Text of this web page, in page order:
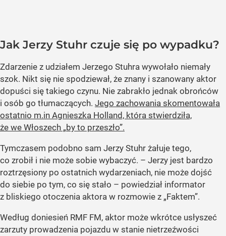
Jak Jerzy Stuhr czuje się po wypadku?
Zdarzenie z udziałem Jerzego Stuhra wywołało niemały
szok. Nikt się nie spodziewał, że znany i szanowany aktor
dopuści się takiego czynu. Nie zabrakło jednak obrońców
i osób go tłumaczących. Jego zachowania skomentowała
ostatnio m.in Agnieszka Holland, która stwierdziła,
że we Włoszech „by to przeszło”.
Tymczasem podobno sam Jerzy Stuhr żałuje tego,
co zrobił i nie może sobie wybaczyć. – Jerzy jest bardzo
roztrzęsiony po ostatnich wydarzeniach, nie może dojść
do siebie po tym, co się stało – powiedział informator
z bliskiego otoczenia aktora w rozmowie z „Faktem”.
Według doniesień RMF FM, aktor może wkrótce usłyszeć
zarzuty prowadzenia pojazdu w stanie nietrzeźwości